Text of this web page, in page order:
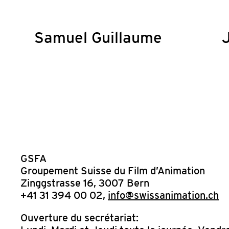
Samuel Guillaume
GSFA
Groupement Suisse du Film d’Animation
Zinggstrasse 16, 3007 Bern
+41 31 394 00 02, info@swissanimation.ch
Ouverture du secrétariat: